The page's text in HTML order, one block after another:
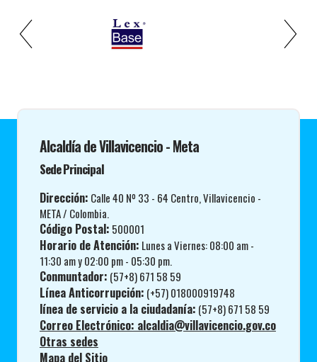
Alcaldía de Villavicencio - Meta
Sede Principal
Dirección: Calle 40 Nº 33 - 64 Centro, Villavicencio -
META / Colombia.
Código Postal: 500001
Horario de Atención: Lunes a Viernes: 08:00 am -
11:30 am y 02:00 pm - 05:30 pm.
Conmuntador: (57+8) 671 58 59
Línea Anticorrupción: (+57) 018000919748
línea de servicio a la ciudadanía: (57+8) 671 58 59
Correo Electrónico: alcaldia@villavicencio.gov.co
Otras sedes
Mapa del Sitio